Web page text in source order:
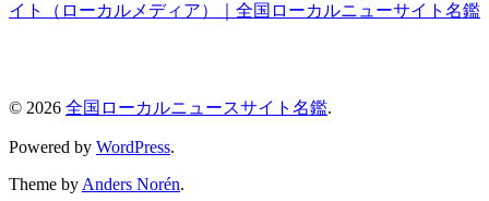
イト（ローカルメディア）｜全国ローカルニューサイト名鑑
© 2026 全国ローカルニュースサイト名鑑.
Powered by WordPress.
Theme by Anders Norén.